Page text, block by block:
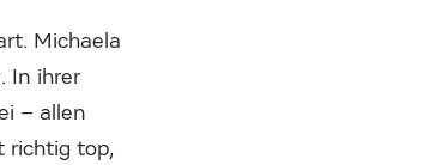
Michaela
In ihrer
– allen
richtig top,